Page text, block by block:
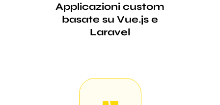
Applicazioni custom
basate su Vue.js e
Laravel